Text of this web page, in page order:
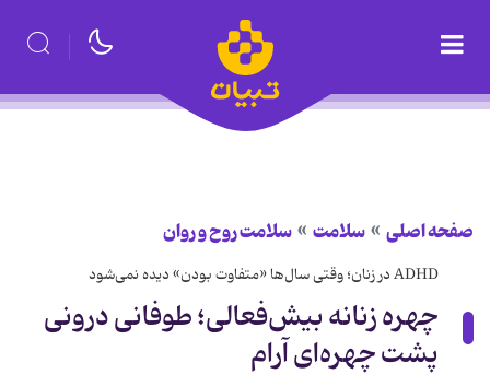
صفحه اصلی سلامت سلامت روح و روان
ADHD در زنان؛ وقتی سال‌ها «متفاوت بودن» دیده نمی‌شود
چهره زنانه بیش‌فعالی؛ طوفانی درونی
پشت چهره‌ای آرام